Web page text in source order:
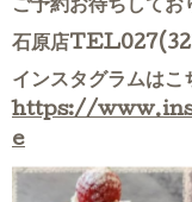
ご予約お待ちしてお
石原店
インスタグラムはこ
https://
e